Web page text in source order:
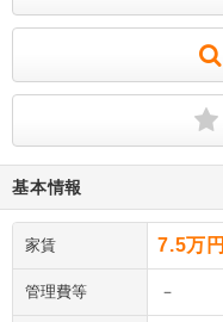
基本情報
家賃 7.5万円
管理費等 －